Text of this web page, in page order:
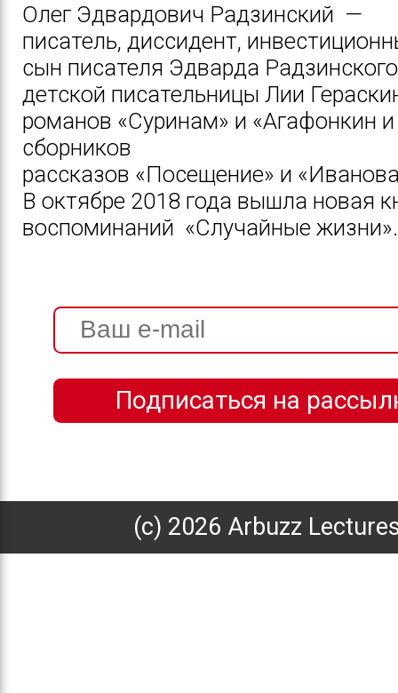
Олег Эдвардович Радзинский —
писатель, диссидент,
сын писателя Эдварда Радзинского
детской писательницы Лии
романов «Суринам» и «Агафонкин
сборников
рассказов «Посещение» и
В октябре 2018 года вышла новая
воспоминаний «Случайные жизни».
(с) 2026 Arbuzz